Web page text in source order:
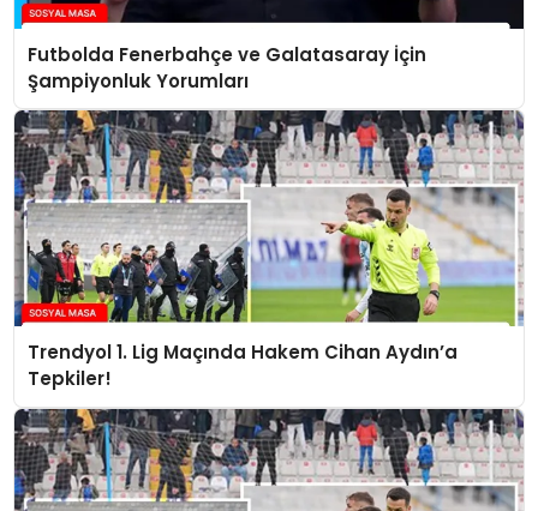
Futbolda Fenerbahçe ve Galatasaray İçin
Şampiyonluk Yorumları
Trendyol 1. Lig Maçında Hakem Cihan Aydın’a
Tepkiler!